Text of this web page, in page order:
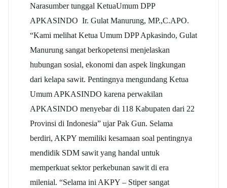
Narasumber tunggal KetuaUmum DPP
APKASINDO Ir. Gulat Manurung, MP.,C.APO.
“Kami melihat Ketua Umum DPP Apkasindo, Gulat
Manurung sangat berkopetensi menjelaskan
hubungan sosial, ekonomi dan aspek lingkungan
dari kelapa sawit. Pentingnya mengundang Ketua
Umum APKASINDO karena perwakilan
APKASINDO menyebar di 118 Kabupaten dari 22
Provinsi di Indonesia” ujar Pak Gun. Selama
berdiri, AKPY memiliki kesamaan soal pentingnya
mendidik SDM sawit yang handal untuk
memperkuat sektor perkebunan sawit di era
milenial. “Selama ini AKPY – Stiper sangat